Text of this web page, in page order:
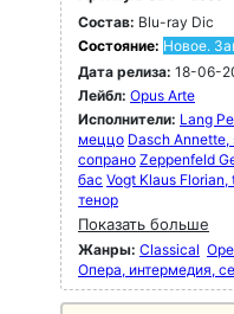
Состав: Blu-ray Dic
Состояние: Новое.
Дата релиза: 18-06-
Лейбл: Opus Arte
Исполнители: Lang
меццо Dasch
сопрано Zeppenfeld
бас Vogt Klaus
тенор
Показать больше
Жанры: Classical
Опера, интермедия,